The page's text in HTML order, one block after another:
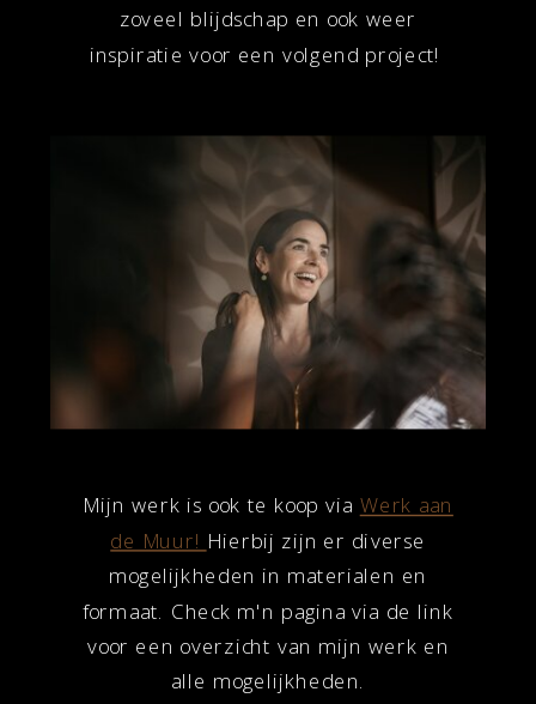
zoveel blijdschap en ook weer
inspiratie voor een volgend project!
Mijn werk is ook te koop via Werk aan
de Muur! Hierbij zijn er diverse
mogelijkheden in materialen en
formaat. Check m'n pagina via de link
voor een overzicht van mijn werk en
alle mogelijkheden.